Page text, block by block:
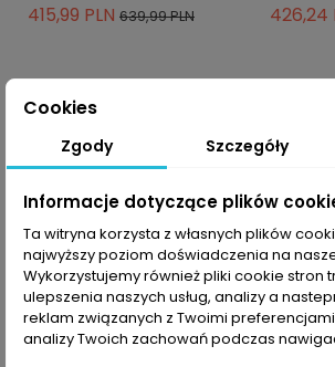
415,99 PLN 639,99 PLN
426,24
-40%
Cookies
Zgody Szczegóły
Informacje dotyczące plików
Ta witryna korzysta z własnych plików
najwyższy poziom doświadczenia na
Wykorzystujemy również pliki cookie stron
ulepszenia naszych usług, analizy a
reklam związanych z Twoimi
analizy Twoich zachowań podczas